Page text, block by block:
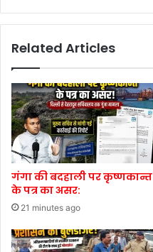
Related Articles
गंगा की बदहाली पर कृष्णकान्त
के पत्र का असर:
21 minutes ago